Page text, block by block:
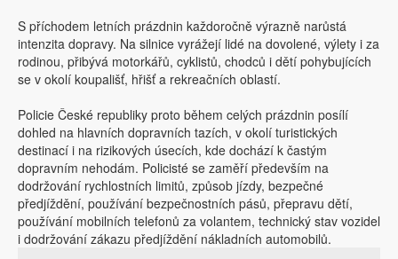
S příchodem letních prázdnin každoročně výrazně narůstá
intenzita dopravy. Na silnice vyrážejí lidé na dovolené, výlety i za
rodinou, přibývá motorkářů, cyklistů, chodců i dětí pohybujících
se v okolí koupališť, hřišť a rekreačních oblastí.
Policie České republiky proto během celých prázdnin posílí
dohled na hlavních dopravních tazích, v okolí turistických
destinací i na rizikových úsecích, kde dochází k častým
dopravním nehodám. Policisté se zaměří především na
dodržování rychlostních limitů, způsob jízdy, bezpečné
předjíždění, používání bezpečnostních pásů, přepravu dětí,
používání mobilních telefonů za volantem, technický stav vozidel
i dodržování zákazu předjíždění nákladních automobilů.